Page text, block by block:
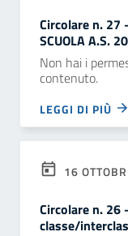
Circolare n. 27
SCUOLA A.S.
Non hai i
contenuto.
LEGGI DI PIÙ
16
Circolare n. 26
classe/